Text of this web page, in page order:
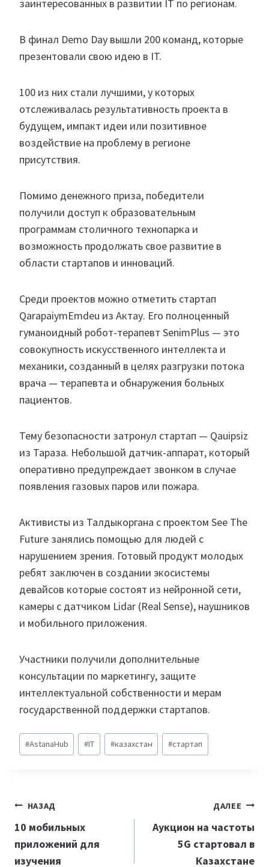
заинтересованных в развитии IT по регионам.
В финал Demo Day вышли 200 команд, которые
презентовали свою идею в IT.
100 из них стали лучшими, у которых
отслеживалась результативность проекта в
будущем, импакт идеи или позитивное
воздействие на проблему в регионе
присутствия.
Помимо денежного приза, победители
получили доступ к образовательным
программам столичного технопарка и
возможность продолжать свое развитие в
области стартапов и инноваций.
Среди проектов можно отметить стартап
QarapaiymEmdeu из Актау. Его полноценный
гуманоидный робот-терапевт SenimPlus — это
совокупность искусственного интеллекта и
механики, созданный в целях разгрузки потока
врача — терапевта и обнаружения больных
пациентов.
Тему безопасности затронул стартап — Qauipsiz
из Тараза. Небольшой датчик-аппарат, который
оперативно предупреждает звонком в случае
появления газовых паров или пожара.
Активисты из Талдыкоргана с проектом See The
Future занялись помощью для людей с
нарушением зрения. Готовый продукт молодых
ребят заключен в создании экосистемы
девайсов которые состоят из нейронной сети,
камеры с датчиком Lidar (Real Sense), наушников
и мобильного приложения.
Участники получили дополнительные
консультации по маркетингу, защите
интеллектуальной собственности и мерам
государственной поддержки стартапов.
Метки
записи:
#AstanaHub #IT #казахстан #стартап
Навигация
по
записям
НАЗАД
10 мобильных
приложений для
изучения
ДАЛЕЕ
Аукцион на частоты
5G стартовал в
Казахстане